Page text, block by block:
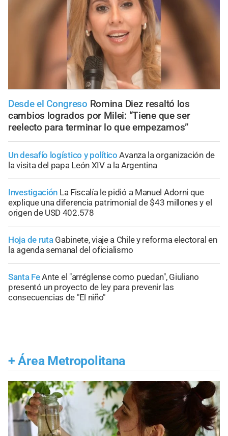
Desde el Congreso Romina Diez resaltó los
cambios logrados por Milei: “Tiene que ser
reelecto para terminar lo que empezamos”
Un desafío logístico y político Avanza la organización de
la visita del papa León XIV a la Argentina
Investigación La Fiscalía le pidió a Manuel Adorni que
explique una diferencia patrimonial de $43 millones y el
origen de USD 402.578
Hoja de ruta Gabinete, viaje a Chile y reforma electoral en
la agenda semanal del oficialismo
Santa FeAnte el "arréglense como puedan", Giuliano
presentó un proyecto de ley para prevenir las
consecuencias de "El niño"
+ Área Metropolitana